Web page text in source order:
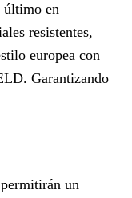
último en
resistentes,
europea con
Garantizando
un